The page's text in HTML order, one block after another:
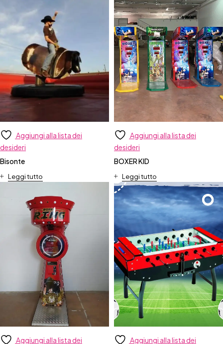
Aggiungi alla lista dei
desideri
Bisonte
Leggi tutto
Aggiungi alla lista dei
desideri
BOXER KID
Leggi tutto
Aggiungi alla lista dei Aggiungi alla lista dei